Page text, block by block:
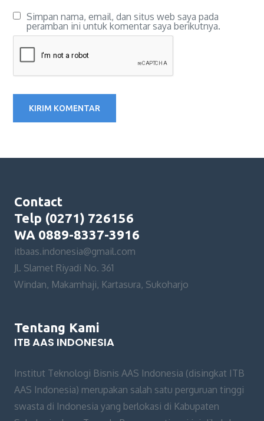
Simpan nama, email, dan situs web saya pada
peramban ini untuk komentar saya berikutnya.
Contact
Telp (0271) 726156
WA 0889-8337-3916
itbaas.indonesia@gmail.com
Jl. Slamet Riyadi No. 361
Windan, Makamhaji, Kartasura, Sukoharjo
Tentang Kami
ITB AAS INDONESIA
Institut Teknologi Bisnis AAS Indonesia (disingkat ITB
AAS Indonesia) merupakan salah satu perguruan tinggi
swasta di Indonesia yang berlokasi di Kabupaten